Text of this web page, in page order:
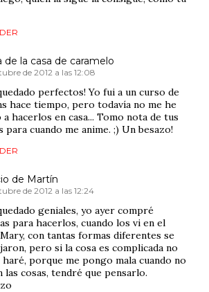
de la casa de caramelo
de 2012 a las 12:08
perfectos! Yo fui a un curso de
hace tiempo, pero todavía no me he
hacerlos en casa... Tomo nota de tus
para cuando me anime. ;) Un besazo!
de Martín
de 2012 a las 12:24
geniales, yo ayer compré
para hacerlos, cuando los vi en el
con tantas formas diferentes se
pero si la cosa es complicada no
porque me pongo mala cuando no
las cosas, tendré que pensarlo.